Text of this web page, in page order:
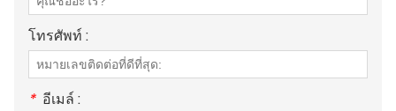
โทรศัพท์ :
* อีเมล์ :